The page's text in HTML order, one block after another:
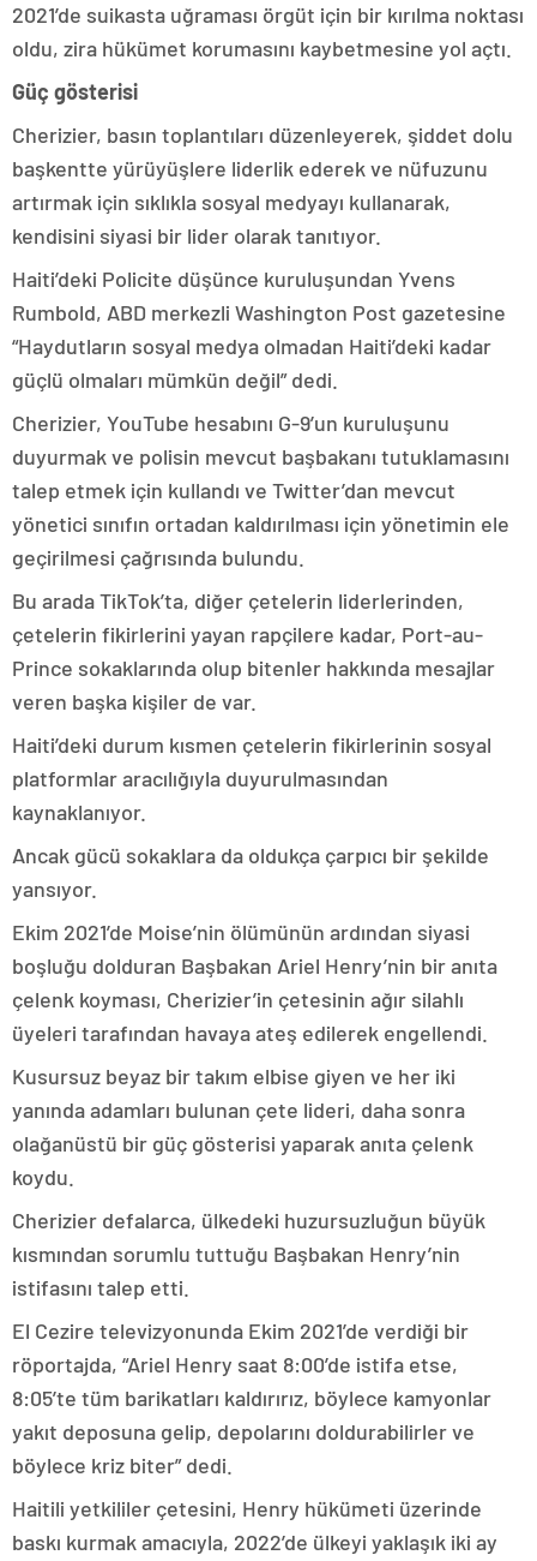
2021’de suikasta uğraması örgüt için bir kırılma noktası
oldu, zira hükümet korumasını kaybetmesine yol açtı.
Güç gösterisi
Cherizier, basın toplantıları düzenleyerek, şiddet dolu
başkentte yürüyüşlere liderlik ederek ve nüfuzunu
artırmak için sıklıkla sosyal medyayı kullanarak,
kendisini siyasi bir lider olarak tanıtıyor.
Haiti’deki Policite düşünce kuruluşundan Yvens
Rumbold, ABD merkezli Washington Post gazetesine
“Haydutların sosyal medya olmadan Haiti’deki kadar
güçlü olmaları mümkün değil” dedi.
Cherizier, YouTube hesabını G-9’un kuruluşunu
duyurmak ve polisin mevcut başbakanı tutuklamasını
talep etmek için kullandı ve Twitter’dan mevcut
yönetici sınıfın ortadan kaldırılması için yönetimin ele
geçirilmesi çağrısında bulundu.
Bu arada TikTok’ta, diğer çetelerin liderlerinden,
çetelerin fikirlerini yayan rapçilere kadar, Port-au-
Prince sokaklarında olup bitenler hakkında mesajlar
veren başka kişiler de var.
Haiti’deki durum kısmen çetelerin fikirlerinin sosyal
platformlar aracılığıyla duyurulmasından
kaynaklanıyor.
Ancak gücü sokaklara da oldukça çarpıcı bir şekilde
yansıyor.
Ekim 2021’de Moise’nin ölümünün ardından siyasi
boşluğu dolduran Başbakan Ariel Henry’nin bir anıta
çelenk koyması, Cherizier’in çetesinin ağır silahlı
üyeleri tarafından havaya ateş edilerek engellendi.
Kusursuz beyaz bir takım elbise giyen ve her iki
yanında adamları bulunan çete lideri, daha sonra
olağanüstü bir güç gösterisi yaparak anıta çelenk
koydu.
Cherizier defalarca, ülkedeki huzursuzluğun büyük
kısmından sorumlu tuttuğu Başbakan Henry’nin
istifasını talep etti.
El Cezire televizyonunda Ekim 2021’de verdiği bir
röportajda, “Ariel Henry saat 8:00’de istifa etse,
8:05’te tüm barikatları kaldırırız, böylece kamyonlar
yakıt deposuna gelip, depolarını doldurabilirler ve
böylece kriz biter” dedi.
Haitili yetkililer çetesini, Henry hükümeti üzerinde
baskı kurmak amacıyla, 2022’de ülkeyi yaklaşık iki ay